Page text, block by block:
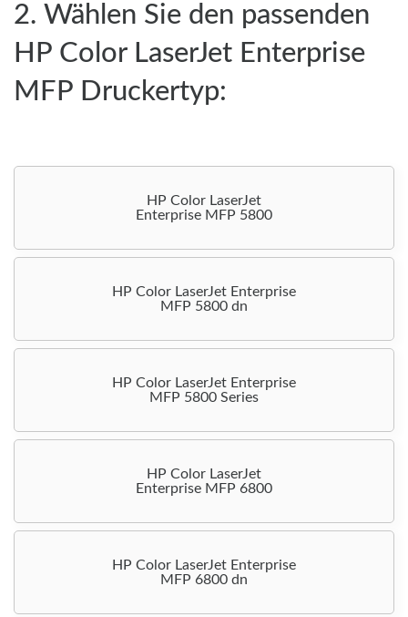
2. Wählen Sie den passenden
HP Color LaserJet Enterprise
MFP Druckertyp:
HP Color LaserJet
Enterprise MFP 5800
HP Color LaserJet Enterprise
MFP 5800 dn
HP Color LaserJet Enterprise
MFP 5800 Series
HP Color LaserJet
Enterprise MFP 6800
HP Color LaserJet Enterprise
MFP 6800 dn